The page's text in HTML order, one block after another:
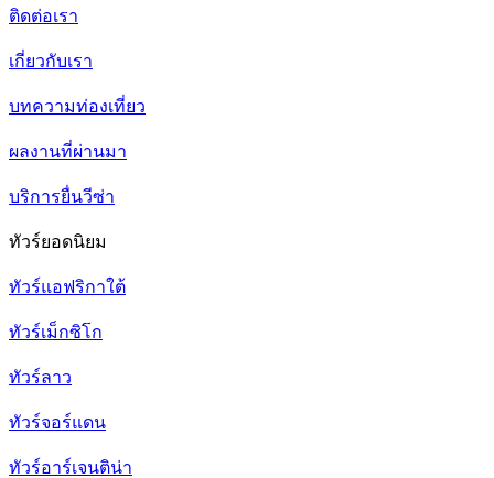
ติดต่อเรา
เกี่ยวกับเรา
บทความท่องเที่ยว
ผลงานที่ผ่านมา
บริการยื่นวีซ่า
ทัวร์ยอดนิยม
ทัวร์แอฟริกาใต้
ทัวร์เม็กซิโก
ทัวร์ลาว
ทัวร์จอร์แดน
ทัวร์อาร์เจนติน่า